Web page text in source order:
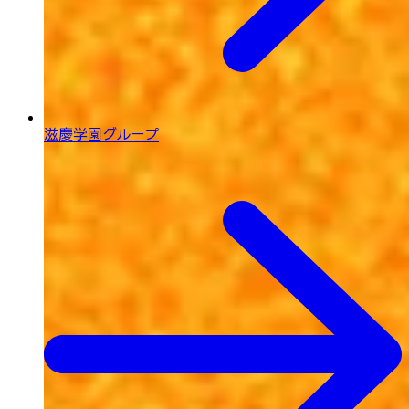
滋慶学園グループ